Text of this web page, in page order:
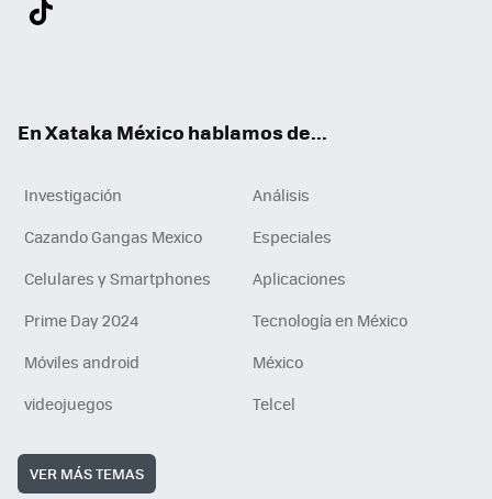
En Xataka México hablamos de...
Investigación
Análisis
Cazando Gangas Mexico
Especiales
Celulares y Smartphones
Aplicaciones
Prime Day 2024
Tecnología en México
Móviles android
México
videojuegos
Telcel
VER MÁS TEMAS